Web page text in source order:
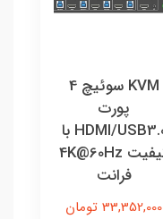
KVM سوئیچ 4
پورت
HDMI/USB3.0 با
کیفیت 4K@60Hz
فرانت
33,352,000 تومان